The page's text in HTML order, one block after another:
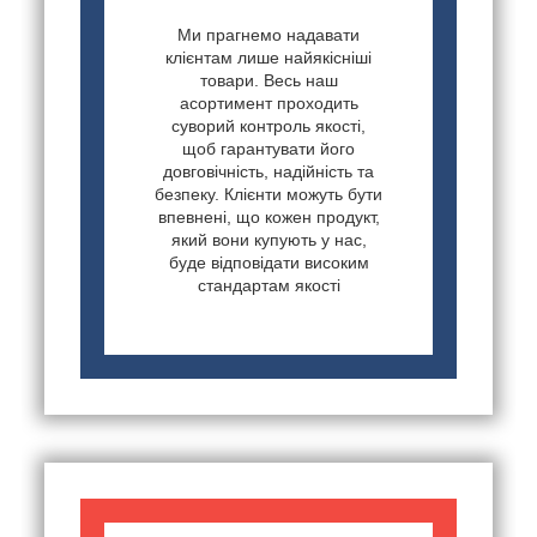
Ми прагнемо надавати
клієнтам лише найякісніші
товари. Весь наш
асортимент проходить
суворий контроль якості,
щоб гарантувати його
довговічність, надійність та
безпеку. Клієнти можуть бути
впевнені, що кожен продукт,
який вони купують у нас,
буде відповідати високим
стандартам якості